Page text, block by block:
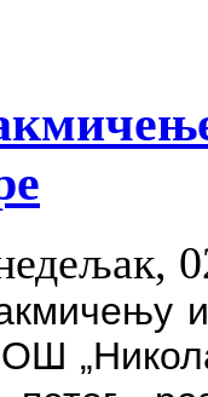
ОШ